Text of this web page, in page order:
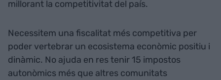
millorant la competitivitat del país.
Necessitem una fiscalitat més competitiva per
poder vertebrar un ecosistema econòmic positiu i
dinàmic. No ajuda en res tenir 15 impostos
autonòmics més que altres comunitats